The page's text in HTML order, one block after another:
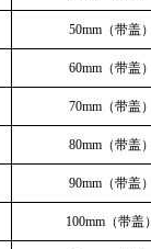
50mm（带盖）
60mm（带盖）
70mm（带盖）
80mm（带盖）
90mm（带盖）
100mm（带盖）